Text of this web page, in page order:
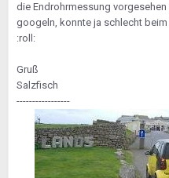
die Endrohrmessung
googeln, konnte ja schlecht
:roll:
Gruß
Salzfisch
-----------------